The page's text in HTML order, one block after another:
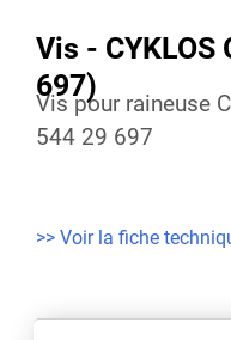
Vis - CYKLOS
697)
Vis pour raineuse
544 29 697
>> Voir la fiche